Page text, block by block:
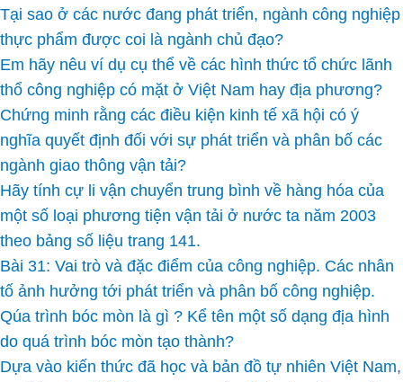
Tại sao ở các nước đang phát triển, ngành công nghiệp
thực phẩm được coi là ngành chủ đạo?
Em hãy nêu ví dụ cụ thể về các hình thức tổ chức lãnh
thổ công nghiệp có mặt ở Việt Nam hay địa phương?
Chứng minh rằng các điều kiện kinh tế xã hội có ý
nghĩa quyết định đối với sự phát triển và phân bố các
ngành giao thông vận tải?
Hãy tính cự li vận chuyển trung bình về hàng hóa của
một số loại phương tiện vận tải ở nước ta năm 2003
theo bảng số liệu trang 141.
Bài 31: Vai trò và đặc điểm của công nghiệp. Các nhân
tố ảnh hưởng tới phát triển và phân bố công nghiệp.
Qúa trình bóc mòn là gì ? Kể tên một số dạng địa hình
do quá trình bóc mòn tạo thành?
Dựa vào kiến thức đã học và bản đồ tự nhiên Việt Nam,